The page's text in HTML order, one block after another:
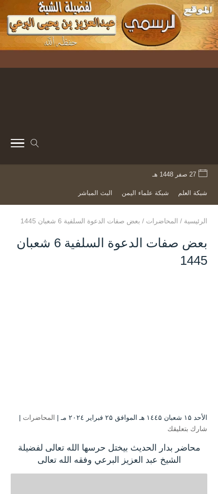
27 صفر 1448 هـ
شبكة العلم شبكة علماء اليمن البث المباشر
الرئيسية / المحاضرات / بعض صفات الدعوة السلفية 6 شعبان 1445
بعض صفات الدعوة السلفية 6 شعبان
1445
الأحد ۱۵ شعبان ۱٤٤۵ هـ الموافق ۲۵ فبراير ۲۰۲٤ مـ | المحاضرات |
شارك بتعليقك
محاضر بدار الحديث بيختل حرسها الله تعالى لفضيلة
الشيخ عبد العزيز البرعي وفقه الله تعالى